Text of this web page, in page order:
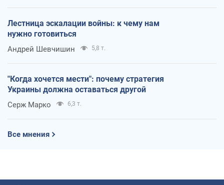
Лестница эскалации войны: к чему нам
нужно готовиться
Андрей Шевчишин 5,8 т.
"Когда хочется мести": почему стратегия
Украины должна оставаться другой
Серж Марко 6,3 т.
Все мнения